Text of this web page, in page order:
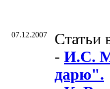
07.12.2007 Cтатьи
- И.С.
дарю".